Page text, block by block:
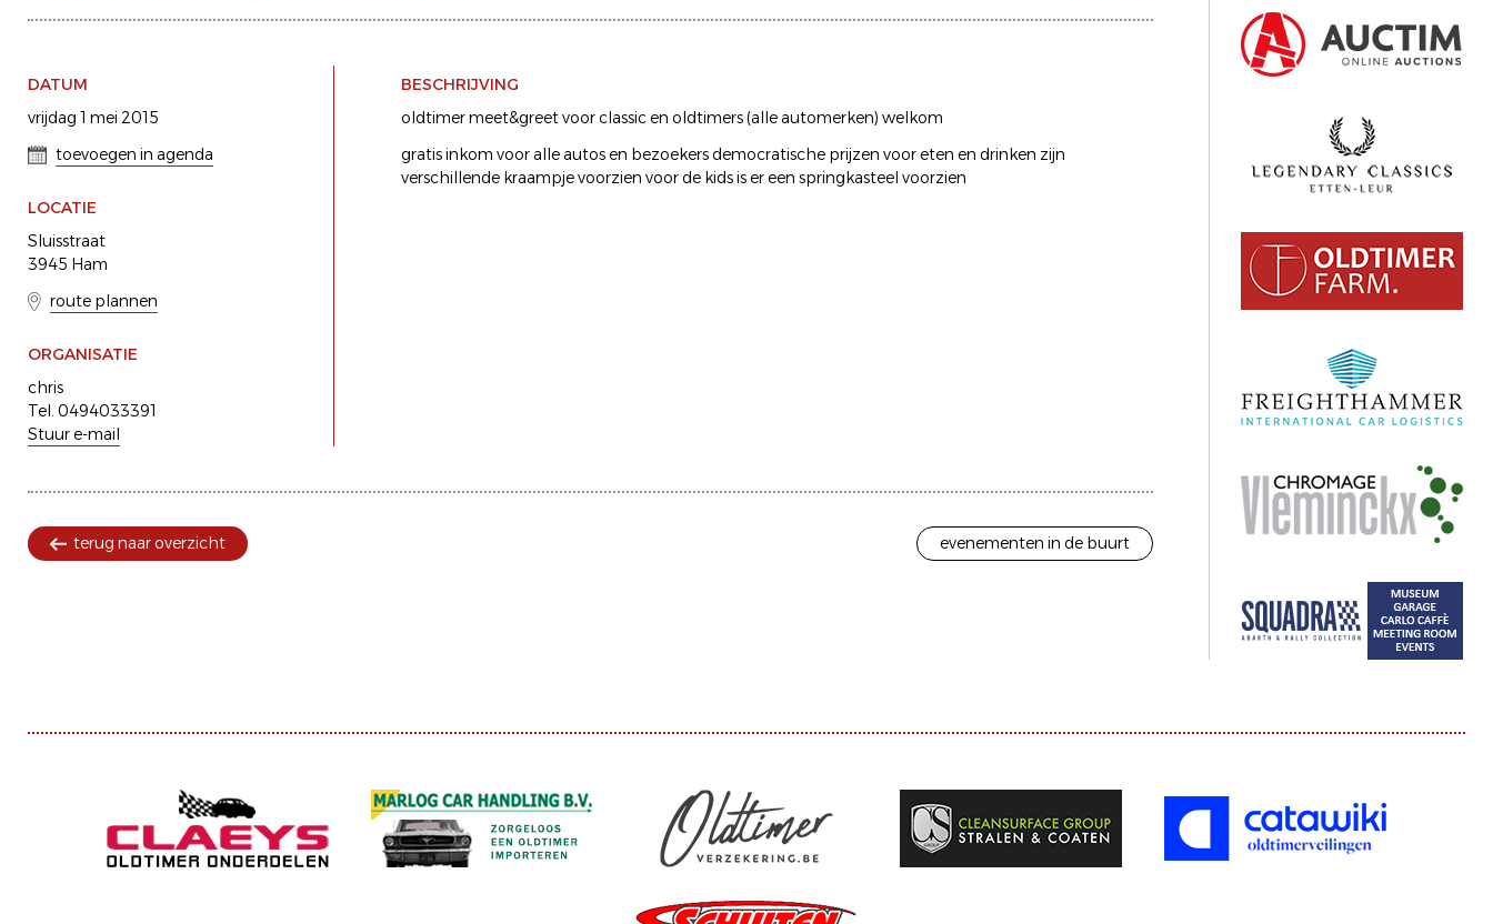
DATUM
vrijdag 1 mei 2015
toevoegen in agenda
LOCATIE
Sluisstraat
3945 Ham
route plannen
ORGANISATIE
chris
Tel. 0494033391
Stuur e-mail
BESCHRIJVING
oldtimer meet&greet voor classic en oldtimers (alle automerken) welkom
gratis inkom voor alle autos en bezoekers democratische prijzen voor eten en drinken zijn
verschillende kraampje voorzien voor de kids is er een springkasteel voorzien
terug naar overzicht evenementen in de buurt